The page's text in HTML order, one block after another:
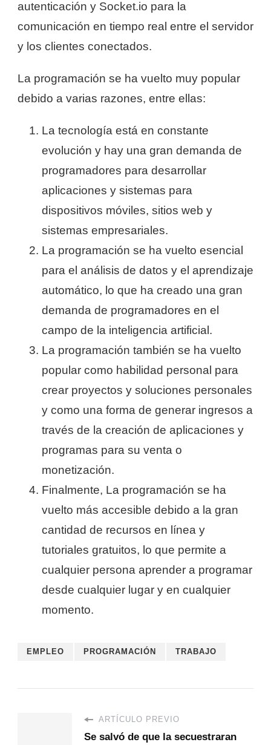
autenticación y Socket.io para la
comunicación en tiempo real entre el servidor
y los clientes conectados.
La programación se ha vuelto muy popular
debido a varias razones, entre ellas:
La tecnología está en constante
evolución y hay una gran demanda de
programadores para desarrollar
aplicaciones y sistemas para
dispositivos móviles, sitios web y
sistemas empresariales.
La programación se ha vuelto esencial
para el análisis de datos y el aprendizaje
automático, lo que ha creado una gran
demanda de programadores en el
campo de la inteligencia artificial.
La programación también se ha vuelto
popular como habilidad personal para
crear proyectos y soluciones personales
y como una forma de generar ingresos a
través de la creación de aplicaciones y
programas para su venta o
monetización.
Finalmente, La programación se ha
vuelto más accesible debido a la gran
cantidad de recursos en línea y
tutoriales gratuitos, lo que permite a
cualquier persona aprender a programar
desde cualquier lugar y en cualquier
momento.
EMPLEO PROGRAMACIÓN TRABAJO
ARTÍCULO PREVIO
Se salvó de que la secuestraran